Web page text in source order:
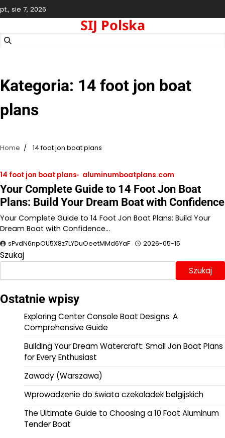
Skip
to
pt., sie 7, 2026
SIJ Polska
Kategoria: 14 foot jon boat
plans
Home 14 foot jon boat plans
14 foot jon boat plans aluminumboatplans.com
Your Complete Guide to 14 Foot Jon Boat
Plans: Build Your Dream Boat with Confidence
Your Complete Guide to 14 Foot Jon Boat Plans: Build Your
Dream Boat with Confidence…
sPvdN6npOU5X8z7LYDuOeetMMd6YaF 2026-05-15
Szukaj
Szukaj
Ostatnie wpisy
Exploring Center Console Boat Designs: A
Comprehensive Guide
Building Your Dream Watercraft: Small Jon Boat Plans
for Every Enthusiast
Zawady (Warszawa)
Wprowadzenie do świata czekoladek belgijskich
The Ultimate Guide to Choosing a 10 Foot Aluminum
Tender Boat